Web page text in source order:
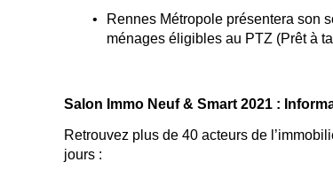
Rennes Métropole présentera son
ménages éligibles au PTZ (Prêt à
Salon Immo Neuf & Smart 2021 :
Retrouvez plus de 40 acteurs de
jours :